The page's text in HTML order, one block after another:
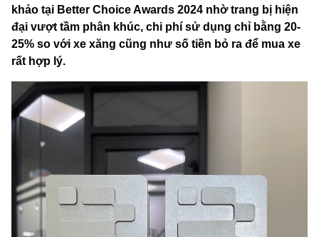
khảo tại Better Choice Awards 2024 nhờ trang bị hiện
đại vượt tầm phân khúc, chi phí sử dụng chỉ bằng 20-
25% so với xe xăng cũng như số tiền bỏ ra để mua xe
rất hợp lý.